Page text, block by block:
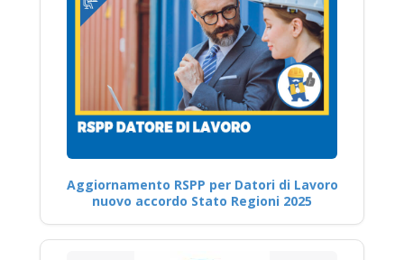
Aggiornamento RSPP per Datori di Lavoro
nuovo accordo Stato Regioni 2025